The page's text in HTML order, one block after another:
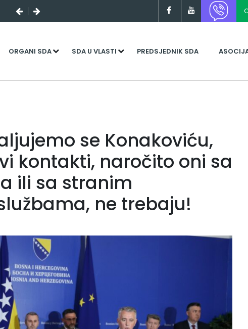
ORGANI SDA SDA U VLASTI PREDSJEDNIK SDA
se Konakoviću,
kontakti, naročito oni sa
ili sa stranim
ne trebaju!